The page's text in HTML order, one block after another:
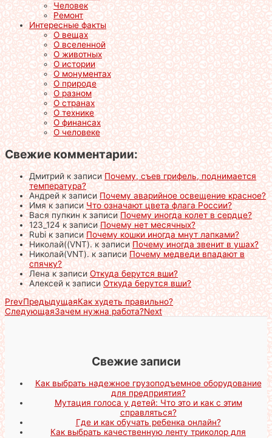
Человек
Ремонт
Интересные факты
О вещах
О вселенной
О животных
О истории
О монументах
О природе
О разном
О странах
О технике
О финансах
О человеке
Свежие комментарии:
Дмитрийк записиПочему, съев грифель, поднимается
температура?
Андрейк записиПочему аварийное освещение красное?
Имяк записиЧто означают цвета флага России?
Вася пупкинк записиПочему иногда колет в сердце?
123_124к записиПочему нет месячных?
Rubiк записиПочему кошки иногда мнут лапками?
Николай((VNT).к записиПочему иногда звенит в ушах?
Николай(VNT).к записи Почему медведи впадают в
спячку?
Ленак записиОткуда берутся вши?
Алексейк записиОткуда берутся вши?
PrevПредыдущаяКак худеть правильно?
СледующаяЗачем нужна работа?Next
Свежие записи
Как выбрать надежное грузоподъемное оборудование
для предприятия?
Мутация голоса у детей: Что это и как с этим
справляться?
Где и как обучать ребенка онлайн?
Как выбрать качественную ленту триколор для